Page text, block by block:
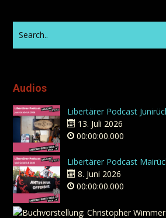
Audios
Libertärer Podcast
13. Juli 2026
00:00:00.000
Libertärer Podcast
8. Juni 2026
00:00:00.000